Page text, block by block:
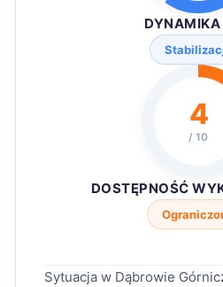
DYNAMIKA
4
/ 10
DOSTĘPNOŚĆ
Sytuacja w Dąbrowie